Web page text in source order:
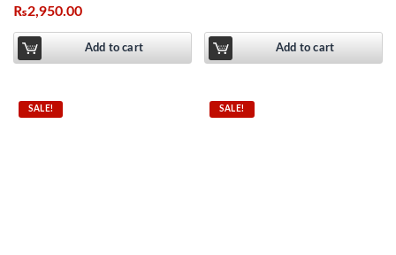
out of 5
₨2,950.00
Add to cart Add to cart
SALE! SALE!